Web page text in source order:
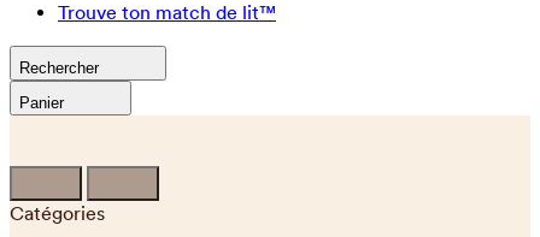
Trouve ton match de lit™
Rechercher
Panier
Catégories